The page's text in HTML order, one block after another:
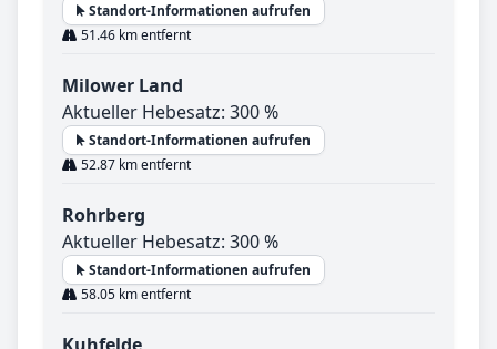
Standort-Informationen aufrufen
51.46 km entfernt
Milower Land
Aktueller Hebesatz: 300 %
Standort-Informationen aufrufen
52.87 km entfernt
Rohrberg
Aktueller Hebesatz: 300 %
Standort-Informationen aufrufen
58.05 km entfernt